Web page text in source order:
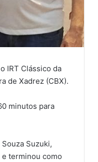
IRT Clássico da
de Xadrez (CBX).
minutos para
Suzuki,
terminou como